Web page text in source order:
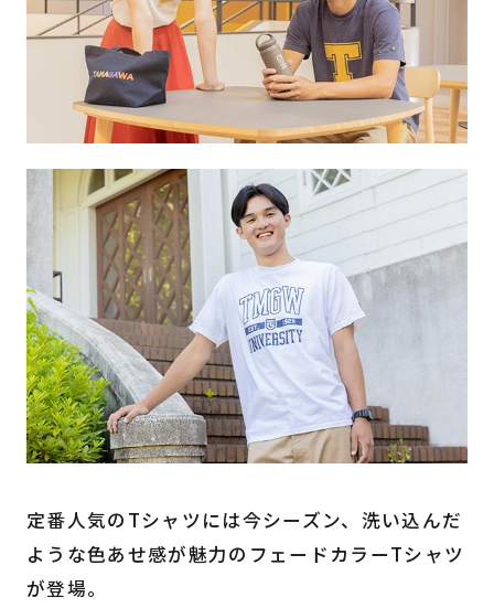
定番人気のTシャツには今シーズン、洗い込んだ
ような色あせ感が魅力のフェードカラーTシャツ
が登場。